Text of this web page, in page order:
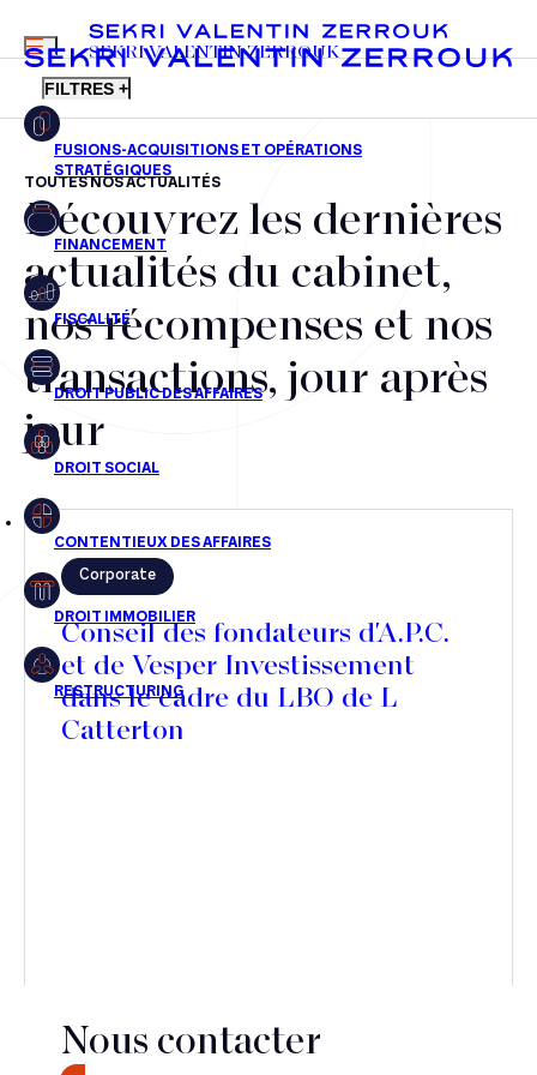
FR EN
MENU
SEKRI VALENTIN ZERROUK
FILTRES +
Fusions-acquisitions et opérations stratégiques
Financement
Fiscalité
Droit public des affaires
Droit social
Droit immobilier
Restructuring
Article
TOUTES NOS ACTUALITÉS
Découvrez les dernières
actualités du cabinet,
nos récompenses et nos
transactions, jour après
jour
Corporate
Conseil des fondateurs d'A.P.C.
et de Vesper Investissement
dans le cadre du LBO de L
Catterton
Nous contacter